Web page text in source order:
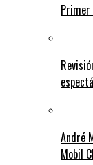
André
Mobil